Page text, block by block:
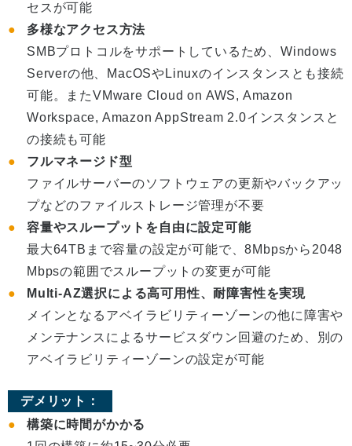
セスが可能
多様なアクセス方法
SMBプロトコルをサポートしているため、Windows
Serverの他、MacOSやLinuxのインスタンスとも接続
可能。またVMware Cloud on AWS, Amazon
Workspace, Amazon AppStream 2.0インスタンスと
の接続も可能
フルマネージド型
ファイルサーバーのソフトウェアの更新やバックアッ
プなどのファイルストレージ管理が不要
容量やスループットを自由に設定可能
最大64TBまで容量の設定が可能で、8Mbpsから2048
Mbpsの範囲でスループットの変更が可能
Multi-AZ選択による高可用性、耐障害性を実現
メインとなるアベイラビリティーゾーンの他に障害や
メンテナンスによるサービスダウン回避のため、別の
アベイラビリティーゾーンの設定が可能
デメリット：
構築に時間がかかる